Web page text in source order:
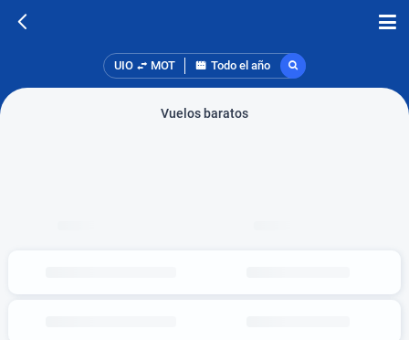
UIO MOT Todo el año
Vuelos baratos